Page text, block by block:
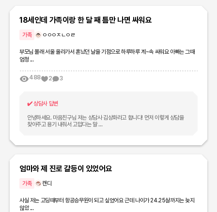
18세인데 가족이랑 한 달 째 틈만 나면 싸워요
가족 ㅇㅇㅇㅈㄴㅇㄹ
부모님 몰래 서울 올라가서 혼났던 날을 기점으로 하루하루 계~속 싸워요 아빠는 그때
엄청 ...
488 2 3
✔️상담사 답변
안녕하세요. 마음친구님 저는 상담사 김상화라고 합니다! 먼저 이렇게 상담을
찾아주고 용기 내줘서 고맙다는 말 ...
엄마와 제 진로 갈등이 있었어요
가족 캔디
사실 저는 고딩때부터 항공승무원이 되고 싶었어요 근데 나이가 24.25살까지는 늦지
않았 ...